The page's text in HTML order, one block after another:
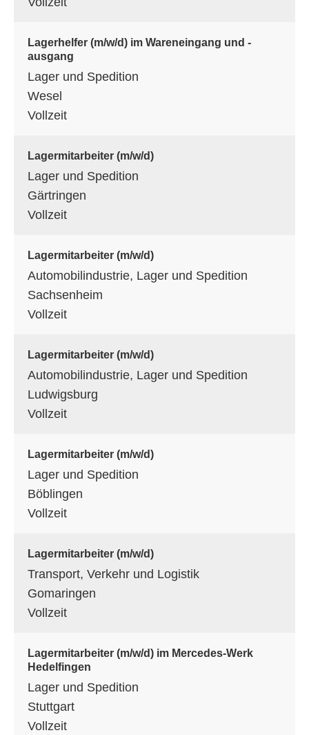
Lagermitarbeiter (m/w/d) im Mercedes-Werk
Hedelfingen
Lager und Spedition
Stuttgart
Vollzeit
Lagermitarbeiter (m/w/d)
Lager und Spedition
Gärtringen
Vollzeit
Lagermitarbeiter (m/w/d)
Automobilindustrie, Lager und Spedition
Sachsenheim
Vollzeit
Lagermitarbeiter (m/w/d)
Automobilindustrie, Lager und Spedition
Ludwigsburg
Vollzeit
Lagermitarbeiter (m/w/d)
Lager und Spedition
Böblingen
Vollzeit
Lagermitarbeiter (m/w/d)
Transport, Verkehr und Logistik
Gomaringen
Vollzeit
Lagerhelfer (m/w/d) im Wareneingang und -
ausgang
Lager und Spedition
Wesel
Vollzeit